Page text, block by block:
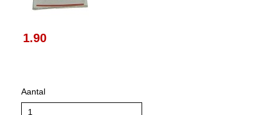
1.90
Aantal